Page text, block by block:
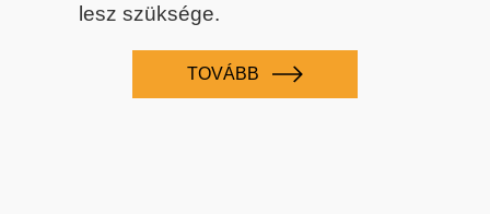
lesz szüksége.
TOVÁBB